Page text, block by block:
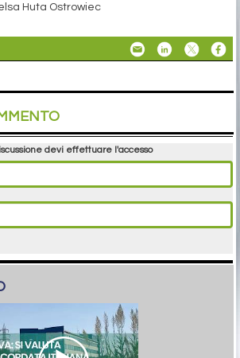
Huta Ostrowiec
devi effettuare l'accesso